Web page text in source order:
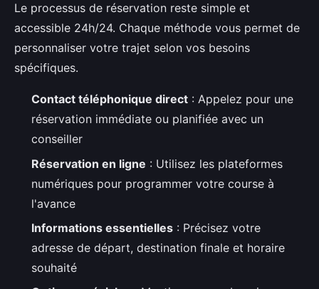
Le processus de réservation reste simple et
accessible 24h/24. Chaque méthode vous permet de
personnaliser votre trajet selon vos besoins
spécifiques.
Contact téléphonique direct : Appelez pour une
réservation immédiate ou planifiée avec un
conseiller
Réservation en ligne : Utilisez les plateformes
numériques pour programmer votre course à
l'avance
Informations essentielles : Précisez votre
adresse de départ, destination finale et horaire
souhaité